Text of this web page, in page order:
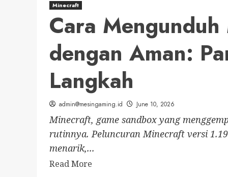
Minecraft
Cara
dengan Aman:
Langkah
admin@mesingaming.id June 10, 2026
Minecraft, game sandbox yang
rutinnya. Peluncuran Minecraft versi
menarik,...
Read More